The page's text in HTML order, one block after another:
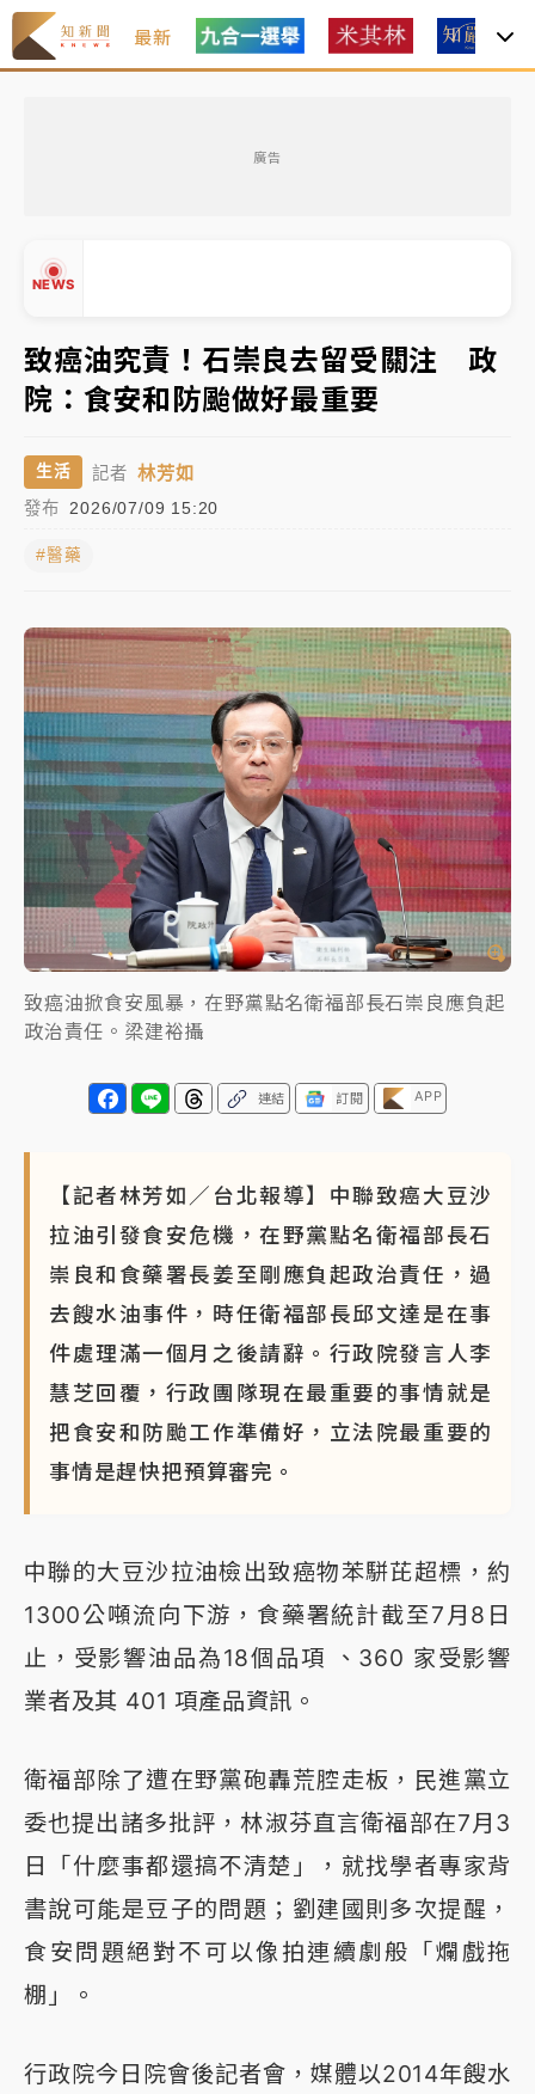
最新
廣告
NEWS
韓股最壞時期已過？大摩估去槓桿完成逾半 波動率降
至2個月低
「白海豚」雨炸新北！通報109件災情 侯友宜揭這類災
損最多
白海豚挾豪雨狂炸新北！時雨量破百毫米 水塔、雨棚
金控第2季海外曝險破31兆創高 日本年增45%居冠
韓股最壞時期已過？大摩估去槓桿完成逾半 波動率降
至2個月低
「白海豚」雨炸新北！通報109件災情 侯友宜揭這類災
損最多
白海豚挾豪雨狂炸新北！時雨量破百毫米 水塔、雨棚
砸落毀車
致癌油究責！石崇良去留受關注 政
院：食安和防颱做好最重要
生活 記者 林芳如
發布 2026/07/09 15:20
#醫藥
致癌油掀食安風暴，在野黨點名衛福部長石崇良應負起
政治責任。梁建裕攝
連結 訂閱 APP
【記者林芳如／台北報導】中聯致癌大豆沙
拉油引發食安危機，在野黨點名衛福部長石
崇良和食藥署長姜至剛應負起政治責任，過
去餿水油事件，時任衛福部長邱文達是在事
件處理滿一個月之後請辭。行政院發言人李
慧芝回覆，行政團隊現在最重要的事情就是
把食安和防颱工作準備好，立法院最重要的
事情是趕快把預算審完。
中聯的大豆沙拉油檢出致癌物苯駢芘超標，約
1300公噸流向下游，食藥署統計截至7月8日
止，受影響油品為18個品項 、360 家受影響
業者及其 401 項產品資訊。
衛福部除了遭在野黨砲轟荒腔走板，民進黨立
委也提出諸多批評，林淑芬直言衛福部在7月3
日「什麼事都還搞不清楚」，就找學者專家背
書說可能是豆子的問題；劉建國則多次提醒，
食安問題絕對不可以像拍連續劇般「爛戲拖
棚」。
行政院今日院會後記者會，媒體以2014年餿水